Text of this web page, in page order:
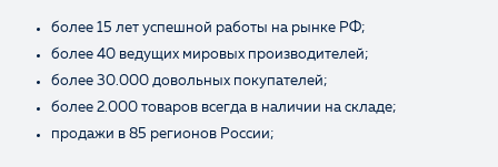
более 15 лет успешной работы на рынке РФ;
более 40 ведущих мировых производителей;
более 30.000 довольных покупателей;
более 2.000 товаров всегда в наличии на складе;
продажи в 85 регионов России;
Ваше имя